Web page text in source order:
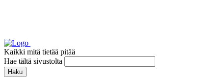
Kaikki mitä tietää pitää
Hae tältä sivustolta
Haku